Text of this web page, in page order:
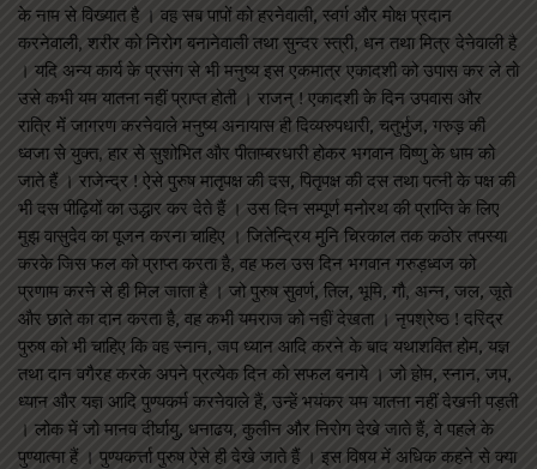
के नाम से विख्यात है । वह सब पापों को हरनेवाली, स्वर्ग और मोक्ष प्रदान
करनेवाली, शरीर को निरोग बनानेवाली तथा सुन्दर स्त्री, धन तथा मित्र देनेवाली है
। यदि अन्य कार्य के प्रसंग से भी मनुष्य इस एकमात्र एकादशी को उपास कर ले तो
उसे कभी यम यातना नहीं प्राप्त होती । राजन् ! एकादशी के दिन उपवास और
रात्रि में जागरण करनेवाले मनुष्य अनायास ही दिव्यरुपधारी, चतुर्भुज, गरुड़ की
ध्वजा से युक्त, हार से सुशोभित और पीताम्बरधारी होकर भगवान विष्णु के धाम को
जाते हैं । राजेन्द्र ! ऐसे पुरुष मातृपक्ष की दस, पितृपक्ष की दस तथा पत्नी के पक्ष की
भी दस पीढ़ियों का उद्धार कर देते हैं । उस दिन सम्पूर्ण मनोरथ की प्राप्ति के लिए
मुझ वासुदेव का पूजन करना चाहिए । जितेन्द्रिय मुनि चिरकाल तक कठोर तपस्या
करके जिस फल को प्राप्त करता है, वह फल उस दिन भगवान गरुड़ध्वज को
प्रणाम करने से ही मिल जाता है । जो पुरुष सुवर्ण, तिल, भूमि, गौ, अन्न, जल, जूते
और छाते का दान करता है, वह कभी यमराज को नहीं देखता । नृपश्रेष्ठ ! दरिद्र
पुरुष को भी चाहिए कि वह स्नान, जप ध्यान आदि करने के बाद यथाशक्ति होम, यज्ञ
तथा दान वगैरह करके अपने प्रत्येक दिन को सफल बनाये । जो होम, स्नान, जप,
ध्यान और यज्ञ आदि पुण्यकर्म करनेवाले हैं, उन्हें भयंकर यम यातना नहीं देखनी पड़ती
। लोक में जो मानव दीर्घायु, धनाढय, कुलीन और निरोग देखे जाते हैं, वे पहले के
पुण्यात्मा हैं । पुण्यकर्त्ता पुरुष ऐसे ही देखे जाते हैं । इस विषय में अधिक कहने से क्या